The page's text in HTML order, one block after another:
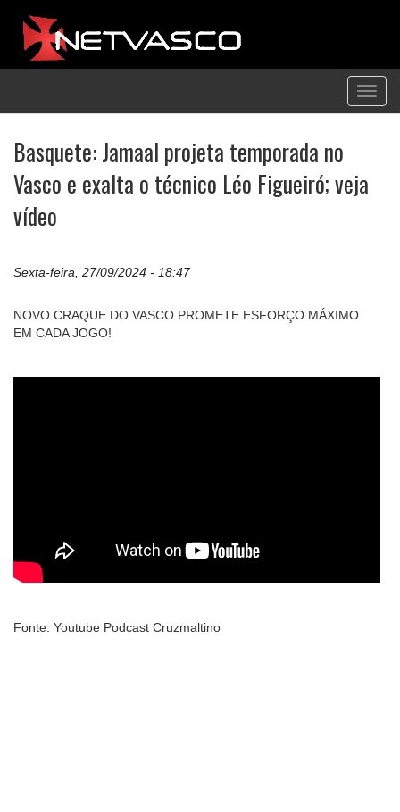
Basquete: Jamaal projeta temporada no
Vasco e exalta o técnico Léo Figueiró; veja
vídeo
Sexta-feira, 27/09/2024 - 18:47
NOVO CRAQUE DO VASCO PROMETE ESFORÇO MÁXIMO
EM CADA JOGO!
Fonte: Youtube Podcast Cruzmaltino